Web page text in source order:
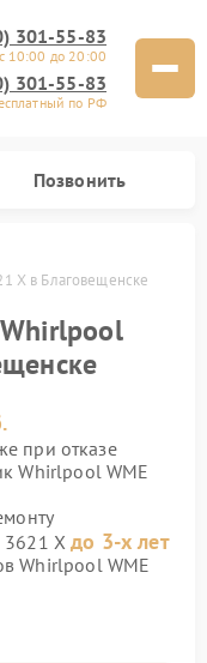
301-55-83
10:00 до 20:00
301-55-83
по РФ
Позвонить
X в Благовещенске
при отказе
Whirlpool WME
3621 Xдо 3-х лет
Whirlpool WME